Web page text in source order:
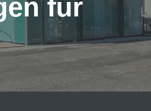
für